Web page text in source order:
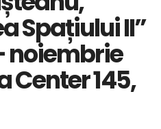
Spațiului II”
Center 145,